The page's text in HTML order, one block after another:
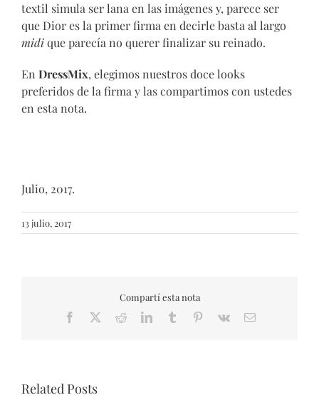
textil simula ser lana en las imágenes y, parece ser
que Dior es la primer firma en decirle basta al largo
midique parecía no querer finalizar su reinado.
En DressMix, elegimos nuestros doce looks
preferidos de la firma y las compartimos con ustedes
en esta nota.
Julio, 2017.
13 julio, 2017
Compartí esta nota
Facebook RedditLinkedInTumblr Pinterest
Vk Email
Related Posts